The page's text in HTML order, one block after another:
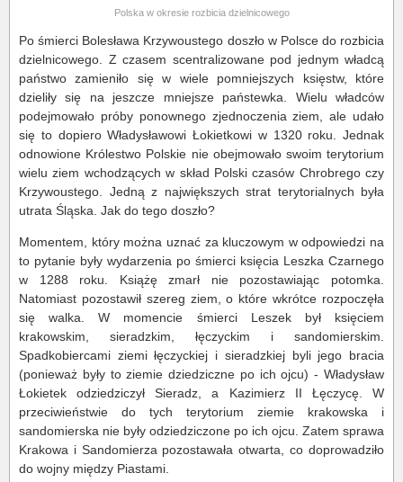
Polska w okresie rozbicia dzielnicowego
Po śmierci Bolesława Krzywoustego doszło w Polsce do rozbicia
dzielnicowego. Z czasem scentralizowane pod jednym władcą
państwo zamieniło się w wiele pomniejszych księstw, które
dzieliły się na jeszcze mniejsze państewka. Wielu władców
podejmowało próby ponownego zjednoczenia ziem, ale udało
się to dopiero Władysławowi Łokietkowi w 1320 roku. Jednak
odnowione Królestwo Polskie nie obejmowało swoim terytorium
wielu ziem wchodzących w skład Polski czasów Chrobrego czy
Krzywoustego. Jedną z największych strat terytorialnych była
utrata Śląska. Jak do tego doszło?
Momentem, który można uznać za kluczowym w odpowiedzi na
to pytanie były wydarzenia po śmierci księcia Leszka Czarnego
w 1288 roku. Książę zmarł nie pozostawiając potomka.
Natomiast pozostawił szereg ziem, o które wkrótce rozpoczęła
się walka. W momencie śmierci Leszek był księciem
krakowskim, sieradzkim, łęczyckim i sandomierskim.
Spadkobiercami ziemi łęczyckiej i sieradzkiej byli jego bracia
(ponieważ były to ziemie dziedziczne po ich ojcu) - Władysław
Łokietek odziedziczył Sieradz, a Kazimierz II Łęczycę. W
przeciwieństwie do tych terytorium ziemie krakowska i
sandomierska nie były odziedziczone po ich ojcu. Zatem sprawa
Krakowa i Sandomierza pozostawała otwarta, co doprowadziło
do wojny między Piastami.